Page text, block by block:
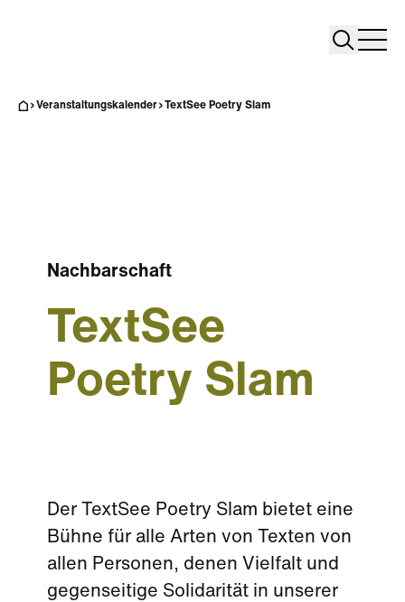
Search
Veranstaltungskalender TextSee Poetry Slam
Nachbarschaft
TextSee
Poetry Slam
Der TextSee Poetry Slam bietet eine
Bühne für alle Arten von Texten von
allen Personen, denen Vielfalt und
gegenseitige Solidarität in unserer